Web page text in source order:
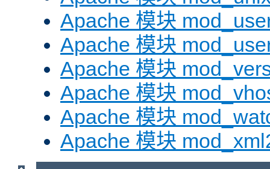
Apache 模块
Apache 模块
Apache 模块
Apache 模块
Apache 模块
Apache 模块